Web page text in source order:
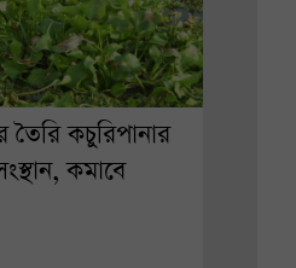
তৈরি কচুরিপানার
কমাবে